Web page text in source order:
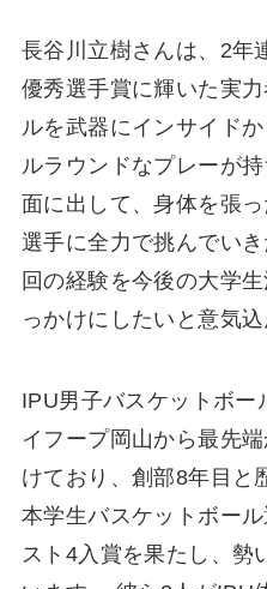
長谷川立樹さんは、2年
優秀選手賞に輝いた実
ルを武器にインサイド
ルラウンドなプレーが
面に出して、身体を張
選手に全力で挑んでい
回の経験を今後の大学
っかけにしたいと意気込
IPU男子バスケットボー
イフープ岡山から最先
けており、創部8年目と
本学生バスケットボー
スト4入賞を果たし、勢